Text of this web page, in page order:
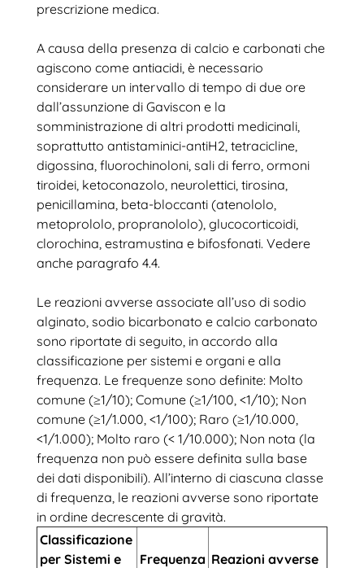
prescrizione medica.
A causa della presenza di calcio e carbonati che
agiscono come antiacidi, è necessario
considerare un intervallo di tempo di due ore
dall’assunzione di Gaviscon e la
somministrazione di altri prodotti medicinali,
soprattutto antistaminici-antiH2, tetracicline,
digossina, fluorochinoloni, sali di ferro, ormoni
tiroidei, ketoconazolo, neurolettici, tirosina,
penicillamina, beta-bloccanti (atenololo,
metoprololo, propranololo), glucocorticoidi,
clorochina, estramustina e bifosfonati. Vedere
anche paragrafo 4.4.
Le reazioni avverse associate all’uso di sodio
alginato, sodio bicarbonato e calcio carbonato
sono riportate di seguito, in accordo alla
classificazione per sistemi e organi e alla
frequenza. Le frequenze sono definite: Molto
comune (≥1/10); Comune (≥1/100, <1/10); Non
comune (≥1/1.000, <1/100); Raro (≥1/10.000,
<1/1.000); Molto raro (< 1/10.000); Non nota (la
frequenza non può essere definita sulla base
dei dati disponibili). All’interno di ciascuna classe
di frequenza, le reazioni avverse sono riportate
in ordine decrescente di gravità.
Classificazione
per Sistemi e
Frequenza Reazioni avverse